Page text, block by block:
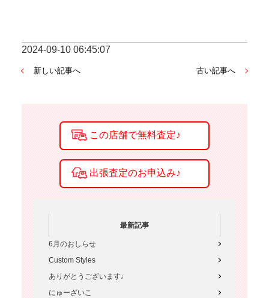
2024-09-10 06:45:07
新しい記事へ 古い記事へ
最新記事
6月のおしらせ
Custom Styles
ありがとうございます♩
にゅーざいこ